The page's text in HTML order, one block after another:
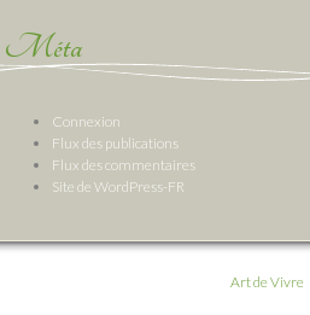
Méta
Connexion
Flux des publications
Flux des commentaires
Site de WordPress-FR
Art de Vivre